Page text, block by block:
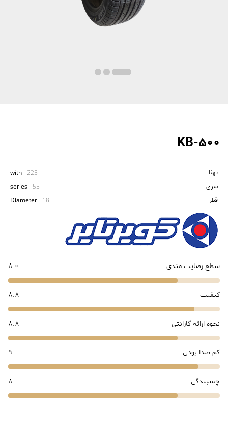
KB-500
سطح رضایت مندی 8.0
کیفیت 8.8
نحوه ارائه گارانتی 8.8
کم صدا بودن 9
چسبندگی 8
پهنا with 225
سری series 55
قطر Diameter 18